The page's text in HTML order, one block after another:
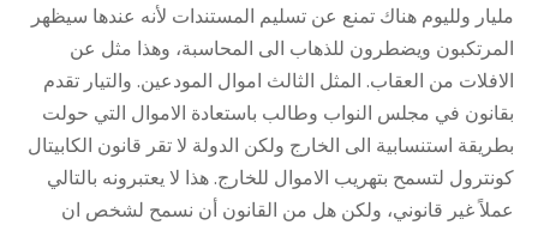
مليار ولليوم هناك تمنع عن تسليم المستندات لأنه عندها سيظهر
المرتكبون ويضطرون للذهاب الى المحاسبة، وهذا مثل عن
الافلات من العقاب. المثل الثالث اموال المودعين. والتيار تقدم
بقانون في مجلس النواب وطالب باستعادة الاموال التي حولت
بطريقة استنسابية الى الخارج ولكن الدولة لا تقر قانون الكابيتال
كونترول لتسمح بتهريب الاموال للخارج. هذا لا يعتبرونه بالتالي
عملاً غير قانوني، ولكن هل من القانون أن نسمح لشخص ان